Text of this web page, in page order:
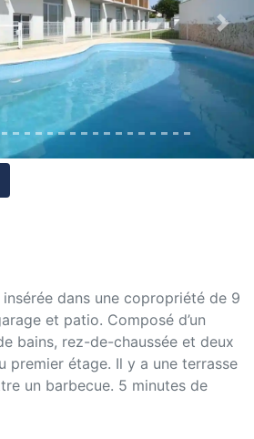
Next
dans une copropriété de 9
et patio. Composé d’un
bains, rez-de-chaussée et deux
premier étage. Il y a une terrasse
un barbecue. 5 minutes de